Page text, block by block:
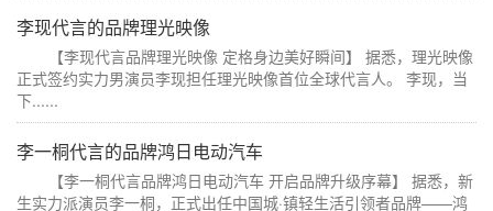
李现代言的品牌理光映像
【李现代言品牌理光映像 定格身边美好瞬间】 据悉，理光映像
正式签约实力男演员李现担任理光映像首位全球代言人。 李现，当
下......
李一桐代言的品牌鸿日电动汽车
【李一桐代言品牌鸿日电动汽车 开启品牌升级序幕】 据悉，新
生实力派演员李一桐，正式出任中国城·镇轻生活引领者品牌——鸿